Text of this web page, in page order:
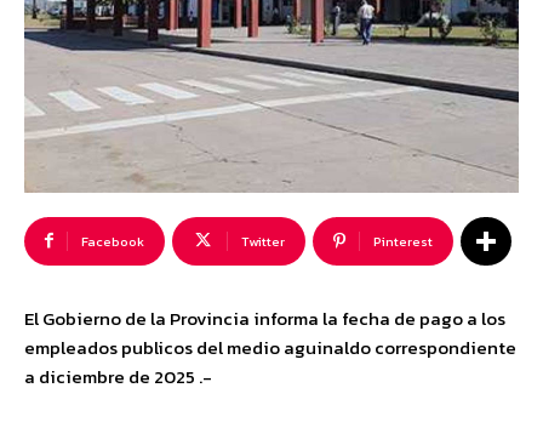
Facebook Twitter Pinterest
El Gobierno de la Provincia informa la fecha de pago a los
empleados publicos del medio aguinaldo correspondiente
a diciembre de 2025 .-